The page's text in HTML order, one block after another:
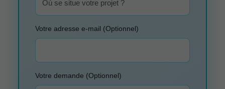
Votre adresse e-mail (Optionnel)
Votre demande (Optionnel)